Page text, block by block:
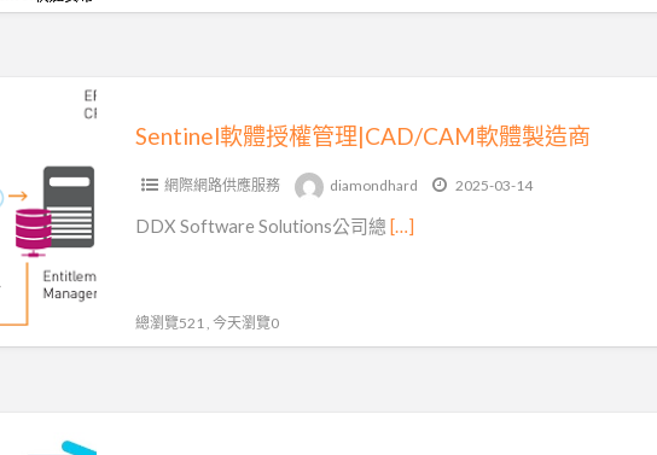
Sentinel軟體授權管理|CAD/CAM軟體製造商
網際網路供應服務 diamondhard 2025-03-14
DDX Software Solutions公司總 […]
總瀏覽521 , 今天瀏覽0